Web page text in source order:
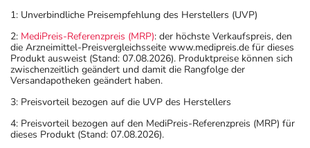
1: Unverbindliche Preisempfehlung des Herstellers (UVP)
2: MediPreis-Referenzpreis (MRP): der höchste Verkaufspreis, den
die Arzneimittel-Preisvergleichsseite www.medipreis.de für dieses
Produkt ausweist (Stand: 07.08.2026). Produktpreise können sich
zwischenzeitlich geändert und damit die Rangfolge der
Versandapotheken geändert haben.
3: Preisvorteil bezogen auf die UVP des Herstellers
4: Preisvorteil bezogen auf den MediPreis-Referenzpreis (MRP) für
dieses Produkt (Stand: 07.08.2026).